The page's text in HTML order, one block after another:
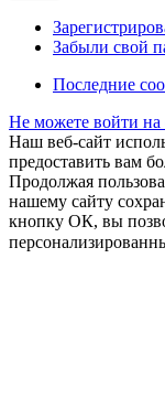
Забыли свой
Последние
Не можете войти на
Наш веб-сайт
предоставить вам
Продолжая
нашему сайту
кнопку ОК, вы